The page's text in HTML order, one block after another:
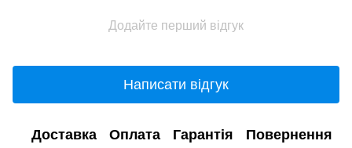
Додайте перший відгук
Написати відгук
Доставка Оплата Гарантія Повернення